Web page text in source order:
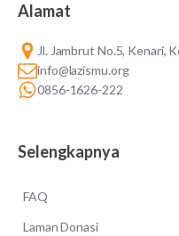
Alamat
Jl. Jambrut No.5, Kenari,
info@lazismu.org
0856-1626-222
Selengkapnya
FAQ
Laman Donasi